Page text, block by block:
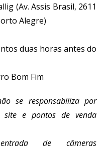
(Av. Assis Brasil, 2611
Alegre)
duas horas antes do
Bom Fim
se responsabiliza por
site e pontos de venda
de câmeras